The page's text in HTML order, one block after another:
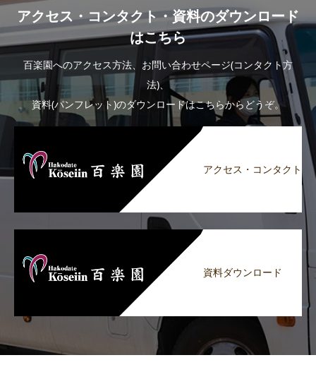
アクセス・コンタクト・資料のダウンロード
はこちら
百楽園へのアクセス方法、お問い合わせページ(コンタクト方
法)、
資料(パンフレット)のダウンロードはこちらからどうぞ。
アクセス・コンタクト
資料ダウンロード